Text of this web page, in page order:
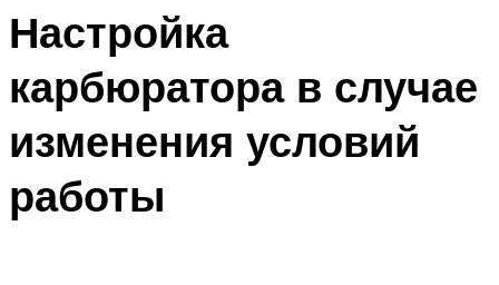
Настройка
карбюратора в случае
изменения условий
работы